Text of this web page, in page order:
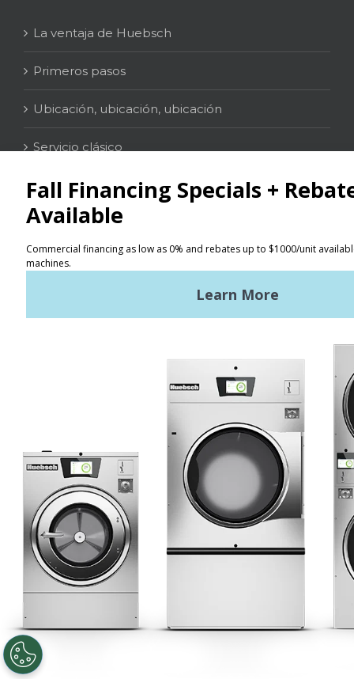
La ventaja de Huebsch
Primeros pasos
Ubicación, ubicación, ubicación
Servicio clásico
Contacto
Localizador
Noticias